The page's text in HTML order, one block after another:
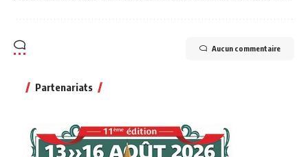
Aucun commentaire
Partenariats